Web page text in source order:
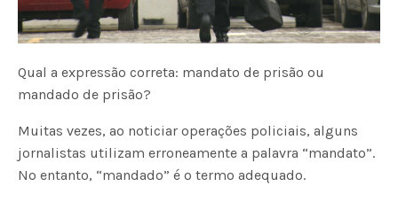
Qual a expressão correta: mandato de prisão ou
mandado de prisão?
Muitas vezes, ao noticiar operações policiais, alguns
jornalistas utilizam erroneamente a palavra “mandato”.
No entanto, “mandado” é o termo adequado.